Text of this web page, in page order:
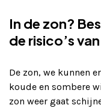
In de zon?
de risico’s
De zon, we kunnen
koude en sombere
zon weer gaat